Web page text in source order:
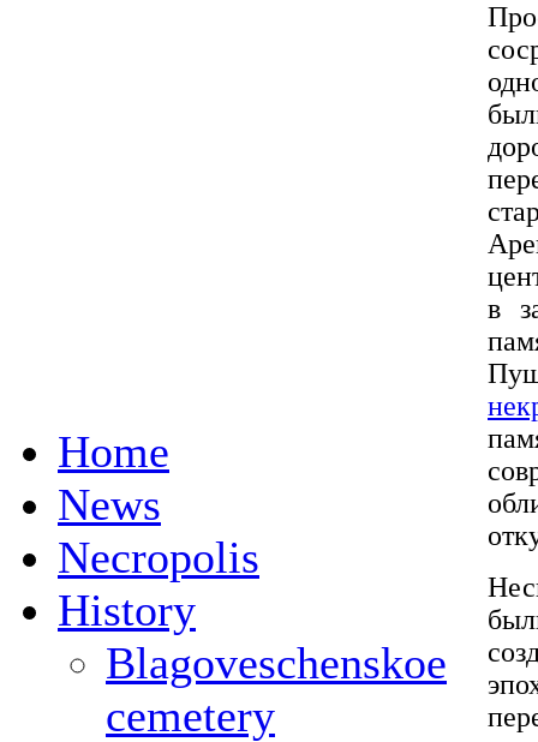
Home
News
Necropolis
History
Blagoveschenskoe
cemetery
в